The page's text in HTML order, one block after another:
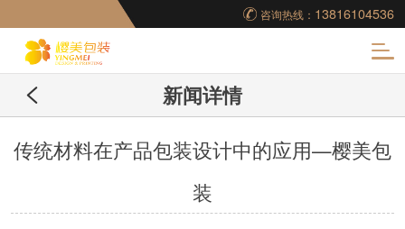
咨询热线： 13816104536
妆品包装盒工厂,高档
包装盒定制,创意包装
新闻详情
传统材料在产品包装设计中的应用—樱美包
装